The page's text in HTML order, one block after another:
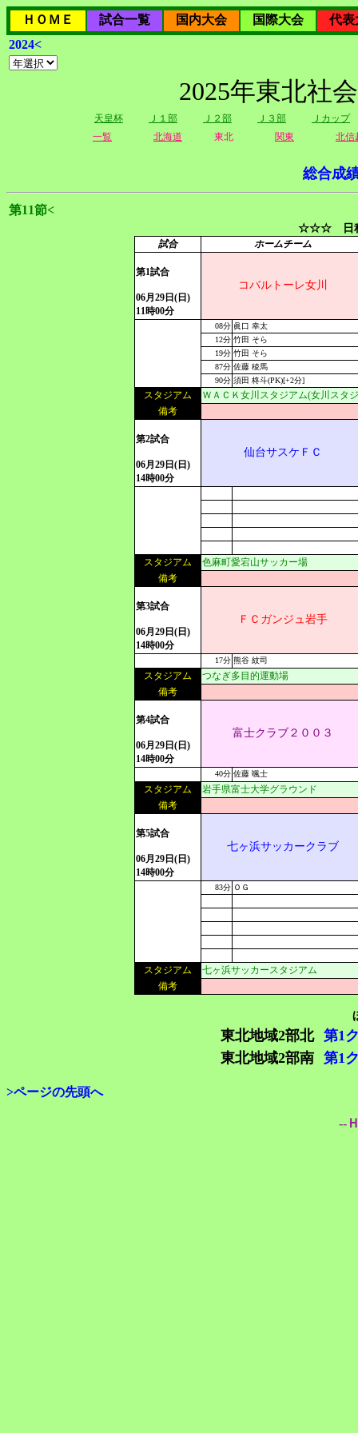
ＨＯＭＥ 試合一覧 国内大会 国際大会
代表
2024<
2025年東北社
天皇杯 Ｊ１部 Ｊ２部 Ｊ３部
Ｊカップ
一覧
北海道 東北 関東 北信
総合成
第11節<
☆☆☆ 日
試合 ホームチーム
第1試合
06月29日(日)
11時00分
コバルトーレ女川
08分 眞口 幸太
12分 竹田 そら
19分 竹田 そら
87分 佐藤 稜馬
90分 須田 柊斗(PK)[+2分]
スタジアム
ＷＡＣＫ女川スタジアム(女川スタ
備考
第2試合
06月29日(日)
14時00分
仙台サスケＦＣ
スタジアム
色麻町愛宕山サッカー場
備考
第3試合
06月29日(日)
14時00分
ＦＣガンジュ岩手
17分 熊谷 紋司
スタジアム
つなぎ多目的運動場
備考
第4試合
06月29日(日)
14時00分
富士クラブ２００３
40分 佐藤 颯士
スタジアム
岩手県富士大学グラウンド
備考
第5試合
06月29日(日)
14時00分
七ヶ浜サッカークラブ
83分 ＯＧ
スタジアム
七ヶ浜サッカースタジアム
備考
東北地域2部北
第1
東北地域2部南
第1
>ページの先頭へ
--